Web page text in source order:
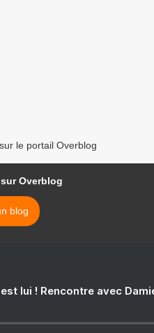
le portail Overblog
Overblog
blog
lui ! Rencontre avec